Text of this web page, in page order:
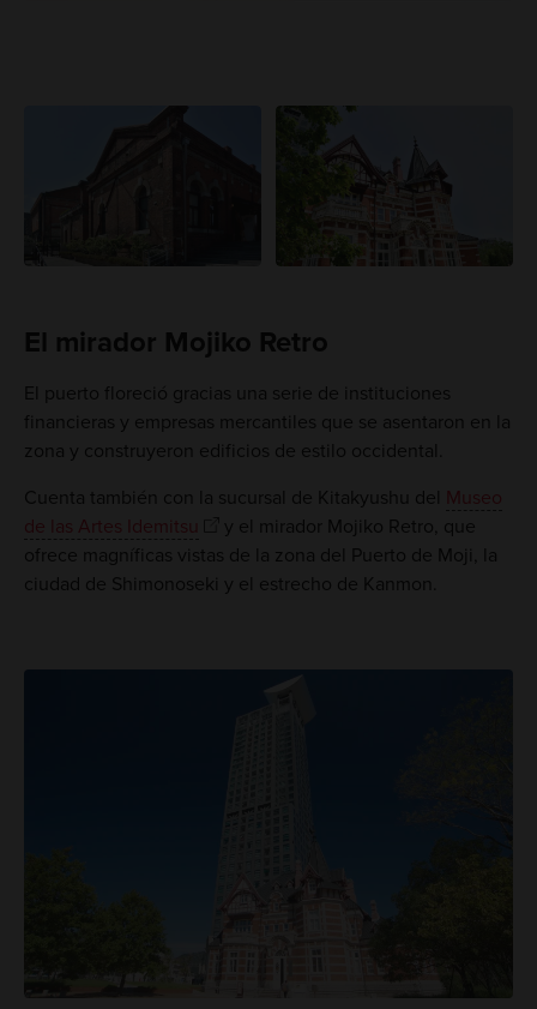
El mirador Mojiko Retro
El puerto floreció gracias una serie de instituciones
financieras y empresas mercantiles que se asentaron en la
zona y construyeron edificios de estilo occidental.
Cuenta también con la sucursal de Kitakyushu del Museo
de las Artes Idemitsu
y el mirador Mojiko Retro, que
ofrece magníficas vistas de la zona del Puerto de Moji, la
ciudad de Shimonoseki y el estrecho de Kanmon.